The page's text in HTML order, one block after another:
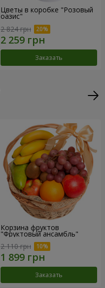
Цветы в коробке "Розовый
оазис"
2 824 грн
Заказать
Корзина фруктов
"Фруктовый ансамбль"
2 110 грн
Заказать